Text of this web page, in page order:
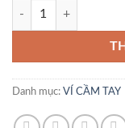
Ví Nữ Da Cá Sấu số
Danh mục: VÍ CẦM TAY